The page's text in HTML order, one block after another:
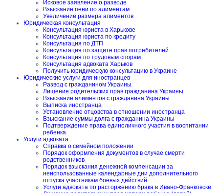
Исковое заявление о разводе
Взыскание пени по алиментам
Увеличение размера алиментов
Юридическая консультация
Консультация юриста в Харькове
Консультация юриста по кредиту
Консультация по ДТП
Консультация по защите прав потребителей
Консультация по трудовым спорам
Консультация адвоката Харьков
Получить юридическую консультацию в Украине
Юридические услуги для иностранцев
Развод с гражданином Украины
Лишение родительских прав гражданина Украины
Взыскание алиментов с гражданина Украины
Выписка иностранца
Установление отцовства в отношении иностранца
Взыскание суммы долга с гражданина Украины
Подтверждение права единоличного участия в воспитании
ребенка
Услуги адвоката
Справка о семейном положении
Порядок оформления документов в случае смерти
родственников
Порядок взыскания денежной компенсации за
неиспользованные календарные дни дополнительного
отпуска участникам боевых действий
Услуги адвоката по расторжению брака в Ивано-Франковске